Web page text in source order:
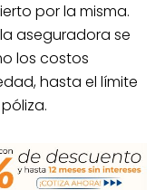
por la misma.
aseguradora se
los costos
hasta el límite